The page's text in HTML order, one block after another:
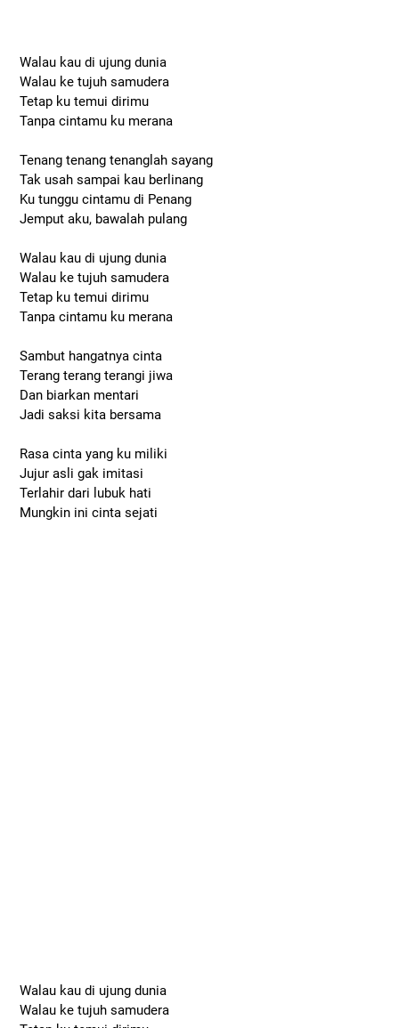
Walau kau di ujung dunia
Walau ke tujuh samudera
Tetap ku temui dirimu
Tanpa cintamu ku merana
Tenang tenang tenanglah sayang
Tak usah sampai kau berlinang
Ku tunggu cintamu di Penang
Jemput aku, bawalah pulang
Walau kau di ujung dunia
Walau ke tujuh samudera
Tetap ku temui dirimu
Tanpa cintamu ku merana
Sambut hangatnya cinta
Terang terang terangi jiwa
Dan biarkan mentari
Jadi saksi kita bersama
Rasa cinta yang ku miliki
Jujur asli gak imitasi
Terlahir dari lubuk hati
Mungkin ini cinta sejati
Walau kau di ujung dunia
Walau ke tujuh samudera